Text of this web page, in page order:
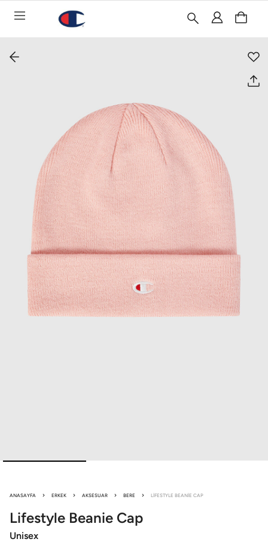
ANASAYFA ERKEK AKSESUAR BERE LIFESTYLE BEANIE CAP
Lifestyle Beanie Cap
Unisex